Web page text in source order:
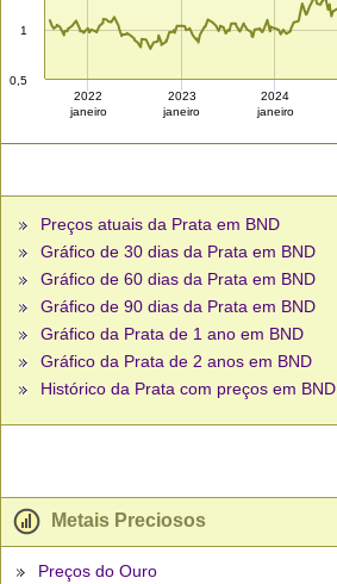
0,5
1
2022
janeiro
2023
janeiro
2024
janeiro
Preços atuais da Prata em BND
Gráfico de 30 dias da Prata em BND
Gráfico de 60 dias da Prata em BND
Gráfico de 90 dias da Prata em BND
Gráfico da Prata de 1 ano em BND
Gráfico da Prata de 2 anos em BND
Histórico da Prata com preços em BND
Metais Preciosos
Preços do Ouro